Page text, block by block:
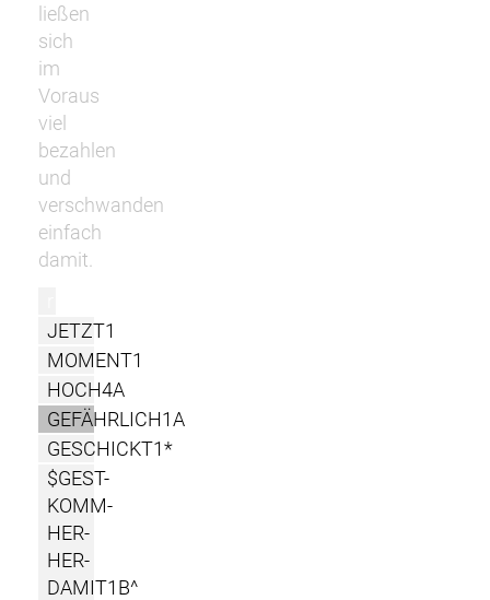
ließen
sich
im
Voraus
viel
bezahlen
und
verschwanden
einfach
damit.
JETZT1
MOMENT1
HOCH4A
GEFÄHRLICH1A
GESCHICKT1*
$GEST-
KOMM-
HER-
HER-
DAMIT1B^